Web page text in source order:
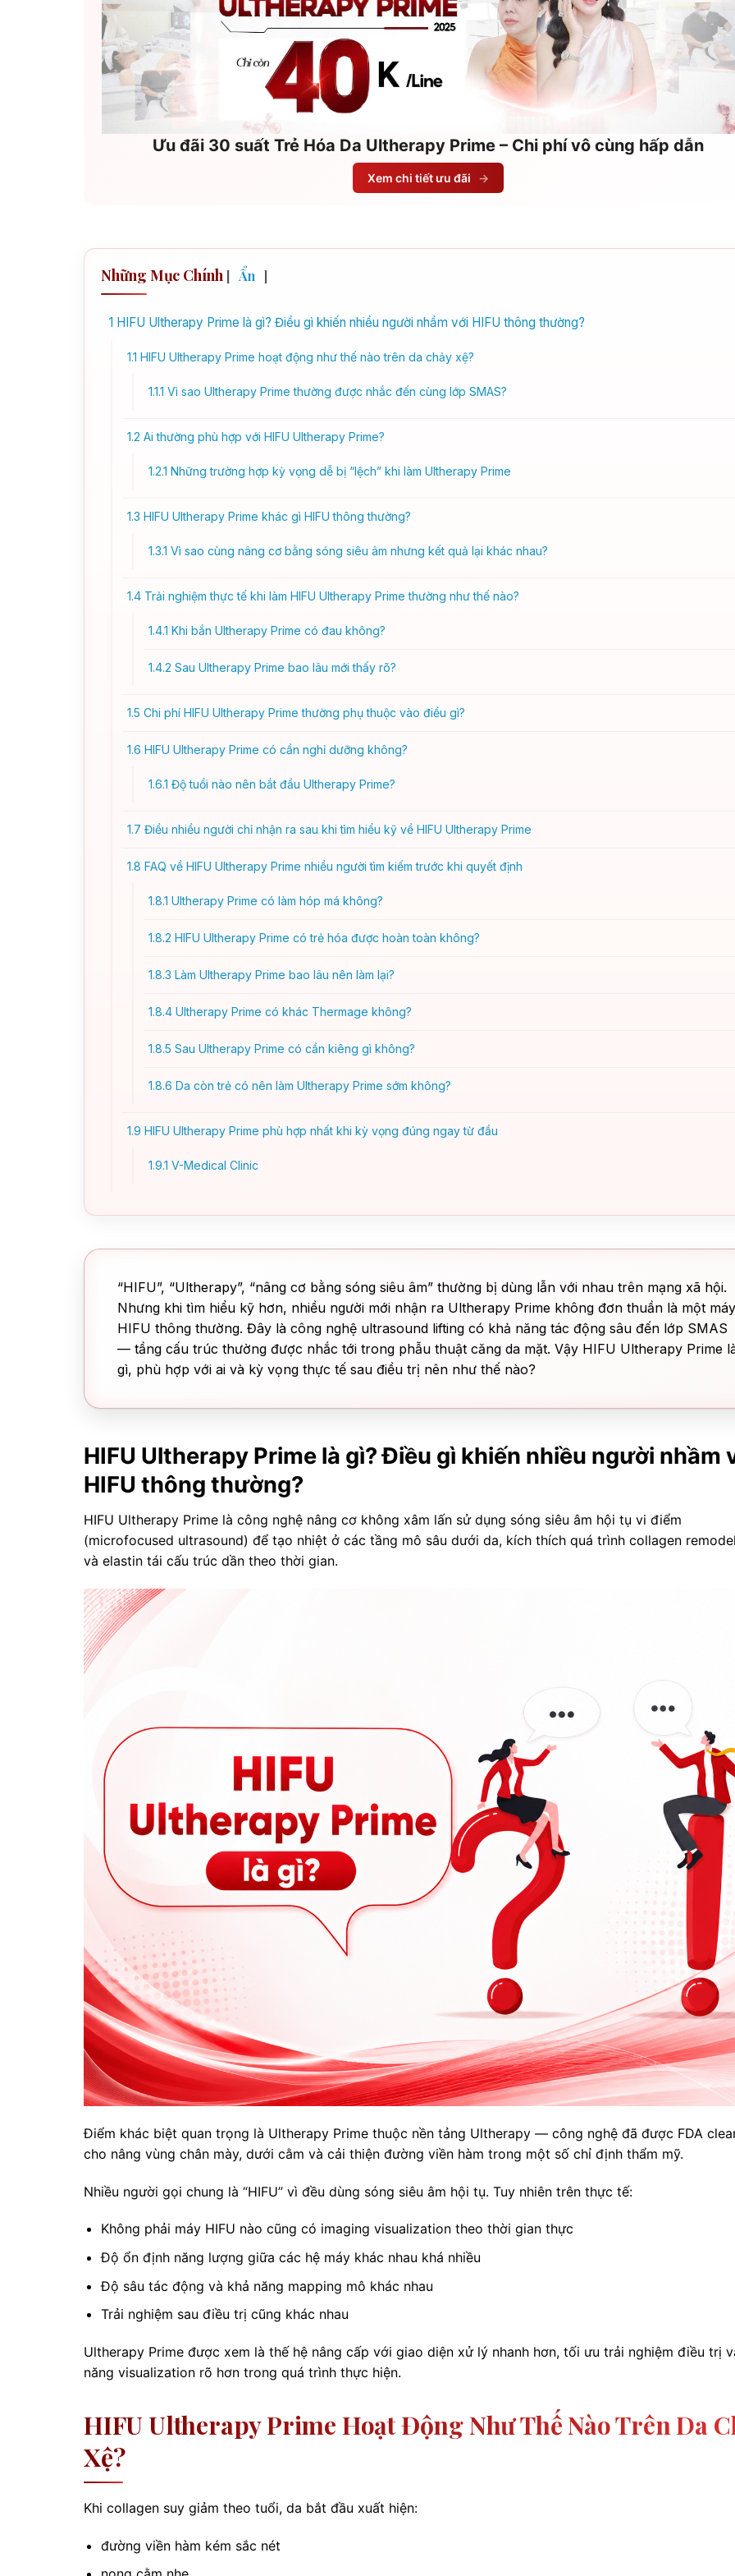
Ưu đãi 30 suất Trẻ Hóa Da Ultherapy Prime – Chi phí vô cùng hấp dẫn
Xem chi tiết ưu đãi →
Những Mục Chính [ Ẩn ]
1 HIFU Ultherapy Prime là gì? Điều gì khiến nhiều người nhầm với HIFU thông thường?
1.1 HIFU Ultherapy Prime hoạt động như thế nào trên da chảy xệ?
1.1.1 Vì sao Ultherapy Prime thường được nhắc đến cùng lớp SMAS?
1.2 Ai thường phù hợp với HIFU Ultherapy Prime?
1.2.1 Những trường hợp kỳ vọng dễ bị “lệch” khi làm Ultherapy Prime
1.3 HIFU Ultherapy Prime khác gì HIFU thông thường?
1.3.1 Vì sao cùng nâng cơ bằng sóng siêu âm nhưng kết quả lại khác nhau?
1.4 Trải nghiệm thực tế khi làm HIFU Ultherapy Prime thường như thế nào?
1.4.1 Khi bắn Ultherapy Prime có đau không?
1.4.2 Sau Ultherapy Prime bao lâu mới thấy rõ?
1.5 Chi phí HIFU Ultherapy Prime thường phụ thuộc vào điều gì?
1.6 HIFU Ultherapy Prime có cần nghỉ dưỡng không?
1.6.1 Độ tuổi nào nên bắt đầu Ultherapy Prime?
1.7 Điều nhiều người chỉ nhận ra sau khi tìm hiểu kỹ về HIFU Ultherapy Prime
1.8 FAQ về HIFU Ultherapy Prime nhiều người tìm kiếm trước khi quyết định
1.8.1 Ultherapy Prime có làm hóp má không?
1.8.2 HIFU Ultherapy Prime có trẻ hóa được hoàn toàn không?
1.8.3 Làm Ultherapy Prime bao lâu nên làm lại?
1.8.4 Ultherapy Prime có khác Thermage không?
1.8.5 Sau Ultherapy Prime có cần kiêng gì không?
1.8.6 Da còn trẻ có nên làm Ultherapy Prime sớm không?
1.9 HIFU Ultherapy Prime phù hợp nhất khi kỳ vọng đúng ngay từ đầu
1.9.1 V-Medical Clinic
“HIFU”, “Ultherapy”, “nâng cơ bằng sóng siêu âm” thường bị dùng lẫn với nhau trên mạng xã hội.
Nhưng khi tìm hiểu kỹ hơn, nhiều người mới nhận ra Ultherapy Prime không đơn thuần là một máy
HIFU thông thường. Đây là công nghệ ultrasound lifting có khả năng tác động sâu đến lớp SMAS
— tầng cấu trúc thường được nhắc tới trong phẫu thuật căng da mặt. Vậy HIFU Ultherapy Prime
gì, phù hợp với ai và kỳ vọng thực tế sau điều trị nên như thế nào?
HIFU Ultherapy Prime là gì? Điều gì khiến nhiều người nhầm
HIFU thông thường?
HIFU Ultherapy Prime là công nghệ nâng cơ không xâm lấn sử dụng sóng siêu âm hội tụ vi điểm
(microfocused ultrasound) để tạo nhiệt ở các tầng mô sâu dưới da, kích thích quá trình collagen
và elastin tái cấu trúc dần theo thời gian.
Điểm khác biệt quan trọng là Ultherapy Prime thuộc nền tảng Ultherapy — công nghệ đã được FDA
cho nâng vùng chân mày, dưới cằm và cải thiện đường viền hàm trong một số chỉ định thẩm mỹ.
Nhiều người gọi chung là “HIFU” vì đều dùng sóng siêu âm hội tụ. Tuy nhiên trên thực tế:
Không phải máy HIFU nào cũng có imaging visualization theo thời gian thực
Độ ổn định năng lượng giữa các hệ máy khác nhau khá nhiều
Độ sâu tác động và khả năng mapping mô khác nhau
Trải nghiệm sau điều trị cũng khác nhau
Ultherapy Prime được xem là thế hệ nâng cấp với giao diện xử lý nhanh hơn, tối ưu trải nghiệm điều trị
năng visualization rõ hơn trong quá trình thực hiện.
HIFU Ultherapy Prime Hoạt Động Như Thế Nào Trên Da
Xệ?
Khi collagen suy giảm theo tuổi, da bắt đầu xuất hiện:
đường viền hàm kém sắc nét